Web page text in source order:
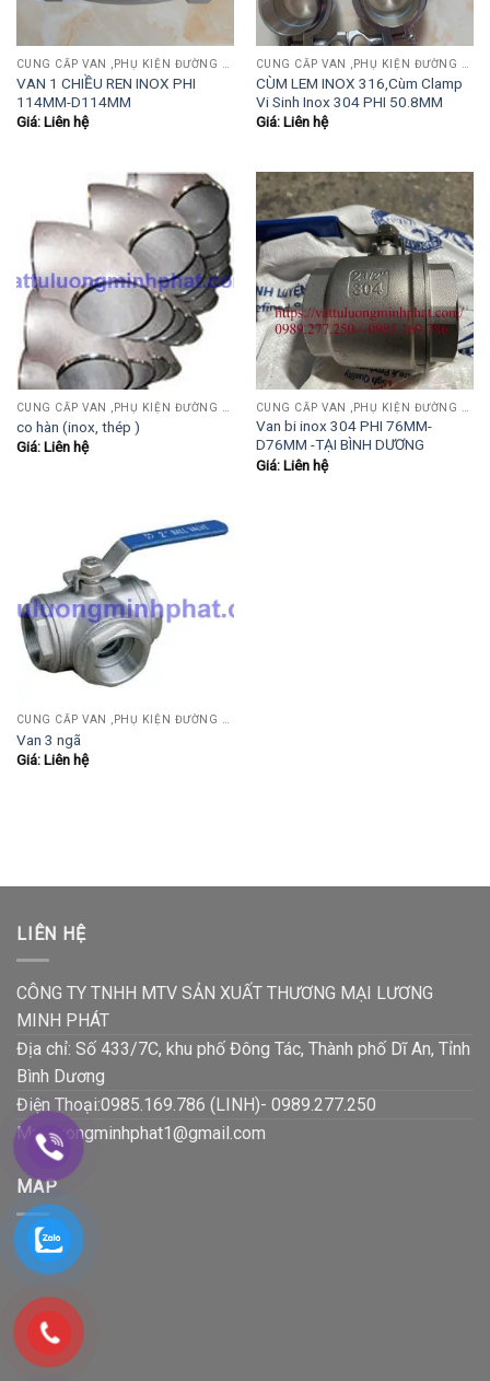
VAN 1 CHIỀU REN INOX PHI
114MM-D114MM
Giá: Liên hệ
CÙM LEM INOX 316,Cùm Clamp
Vi Sinh Inox 304 PHI 50.8MM
Giá: Liên hệ
co hàn (inox, thép )
Giá: Liên hệ
Van bi inox 304 PHI 76MM-
D76MM -TẠI BÌNH DƯƠNG
Giá: Liên hệ
CUNG CẤP VAN ,PHỤ KIỆN ĐƯỜNG ỐNG INOX,THÉP.....
Van 3 ngã
Giá: Liên hệ
LIÊN HỆ
CÔNG TY TNHH MTV SẢN XUẤT THƯƠNG MẠI LƯƠNG
MINH PHÁT
Địa chỉ: Số 433/7C, khu phố Đông Tác, Thành phố Dĩ An, Tỉnh
Bình Dương
Điện Thoại:0985.169.786 (LINH)- 0989.277.250
Mail:luongminhphat1@gmail.com
MAP